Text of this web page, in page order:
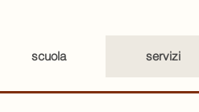
scuola servizi